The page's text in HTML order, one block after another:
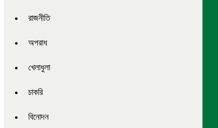
রাজনীতি
অপরাধ
খেলাধুলা
চাকরি
বিনোদন